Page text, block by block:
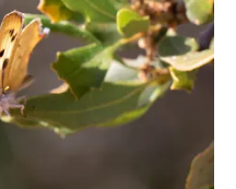
是首次知道他們。發現後
唯一性，再經正式命名，
時多年，不幸的是，受到
物種在完成命名前就幾近
中，每一個物種都無可取